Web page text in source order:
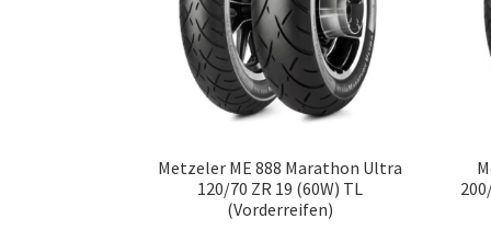
Metzeler ME 888 Marathon Ultra
120/70 ZR 19 (60W) TL
(Vorderreifen)